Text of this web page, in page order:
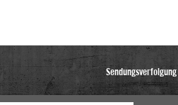
Sendungsverfolgung